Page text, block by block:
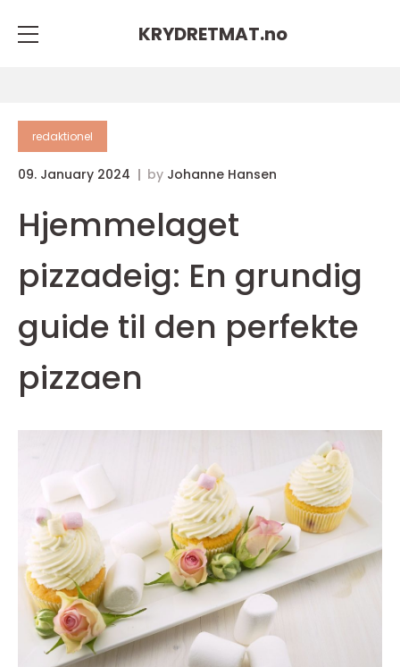
KRYDRETMAT.no
redaktionel
09. January 2024 by Johanne Hansen
Hjemmelaget
pizzadeig: En grundig
guide til den perfekte
pizzaen